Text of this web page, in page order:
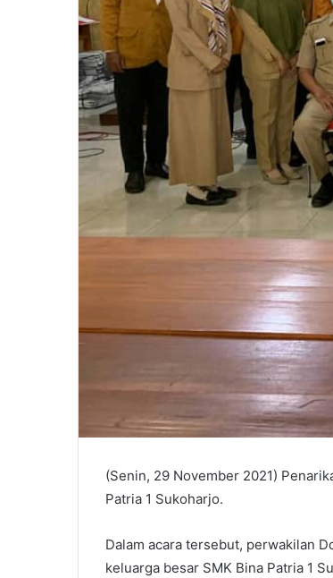
(Senin, 29 November 2021)
Patria 1 Sukoharjo.
Dalam acara tersebut, perwakilan
keluarga besar SMK Bina Patria 1